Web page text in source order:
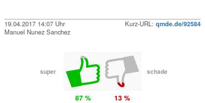
19.04.2017 14:07 Uhr Kurz-URL: qmde.de/92584
Manuel Nunez Sanchez
super schade
87 % 13 %